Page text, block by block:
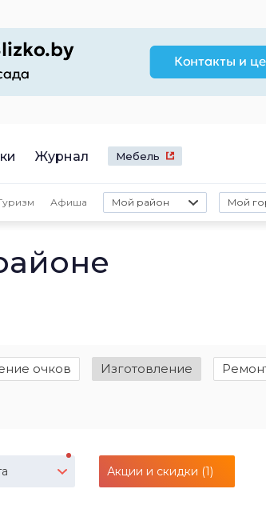
Журнал Мебель
Афиша Мой район Мой
очков Изготовление
Акции и скидки (1)